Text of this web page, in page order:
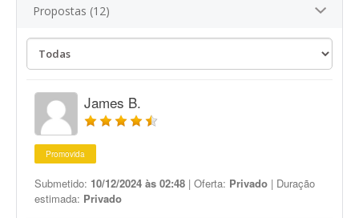
Propostas (12)
James B.
Promovida
Submetido: 10/12/2024 às 02:48 | Oferta: Privado | Duração
estimada: Privado